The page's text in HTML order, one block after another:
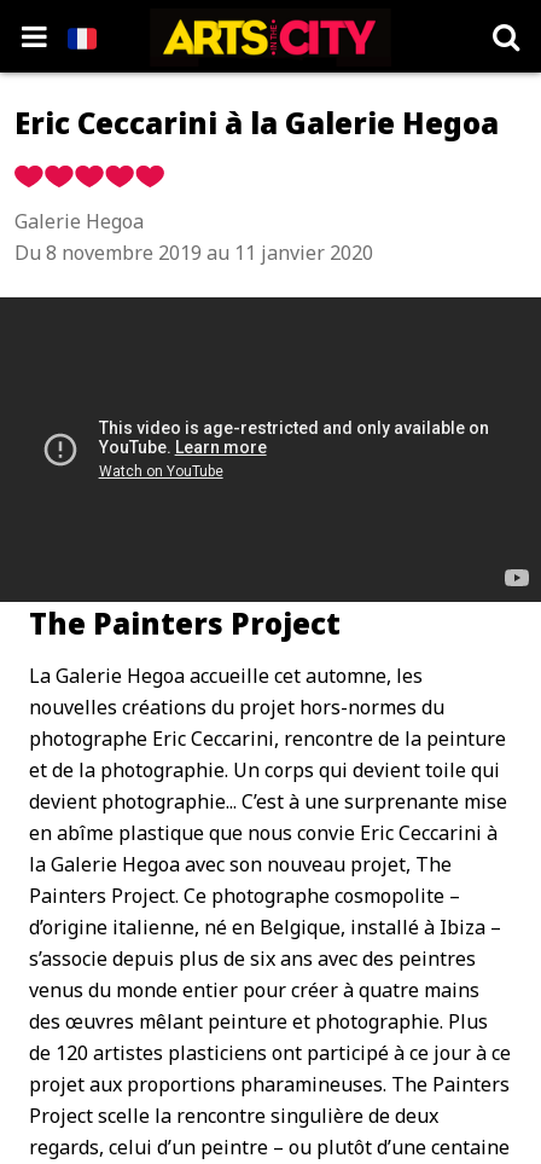
Eric Ceccarini à la Galerie Hegoa
Galerie Hegoa
Du 8 novembre 2019 au 11 janvier 2020
The Painters Project
La Galerie Hegoa accueille cet automne, les
nouvelles créations du projet hors-normes du
photographe Eric Ceccarini, rencontre de la peinture
et de la photographie. Un corps qui devient toile qui
devient photographie... C’est à une surprenante mise
en abîme plastique que nous convie Eric Ceccarini à
la Galerie Hegoa avec son nouveau projet, The
Painters Project. Ce photographe cosmopolite –
d’origine italienne, né en Belgique, installé à Ibiza –
s’associe depuis plus de six ans avec des peintres
venus du monde entier pour créer à quatre mains
des œuvres mêlant peinture et photographie. Plus
de 120 artistes plasticiens ont participé à ce jour à ce
projet aux proportions pharamineuses. The Painters
Project scelle la rencontre singulière de deux
regards, celui d’un peintre – ou plutôt d’une centaine